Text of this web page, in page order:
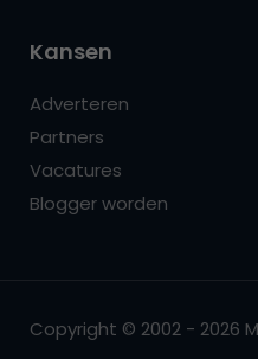
Kansen
Adverteren
Partners
Vacatures
Blogger worden
Copyright © 2002 - 2026